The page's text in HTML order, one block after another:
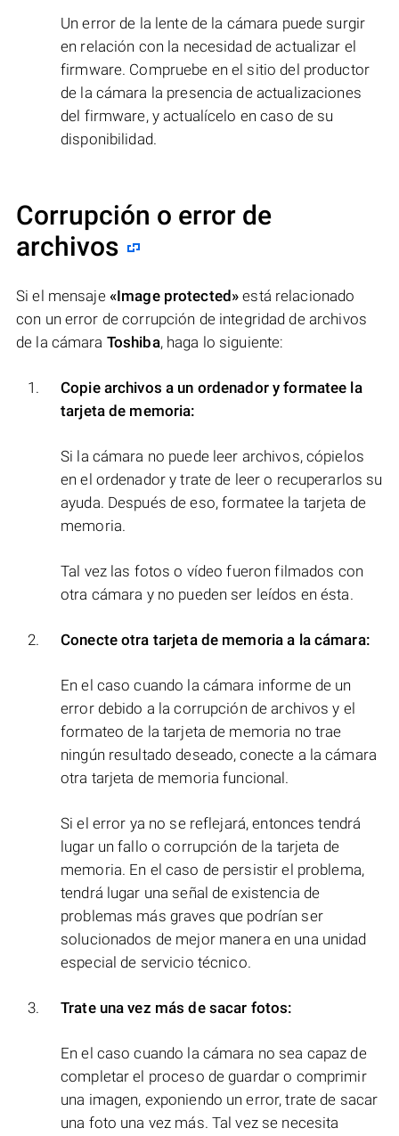
Un error de la lente de la cámara puede surgir
en relación con la necesidad de actualizar el
firmware. Compruebe en el sitio del productor
de la cámara la presencia de actualizaciones
del firmware, y actualícelo en caso de su
disponibilidad.
Corrupción o error de
archivos
Si el mensaje «Image protected» está relacionado
con un error de corrupción de integridad de archivos
de la cámara Toshiba, haga lo siguiente:
Copie archivos a un ordenador y formatee la
tarjeta de memoria:
Si la cámara no puede leer archivos, cópielos
en el ordenador y trate de leer o recuperarlos su
ayuda. Después de eso, formatee la tarjeta de
memoria.
Tal vez las fotos o vídeo fueron filmados con
otra cámara y no pueden ser leídos en ésta.
Conecte otra tarjeta de memoria a la cámara:
En el caso cuando la cámara informe de un
error debido a la corrupción de archivos y el
formateo de la tarjeta de memoria no trae
ningún resultado deseado, conecte a la cámara
otra tarjeta de memoria funcional.
Si el error ya no se reflejará, entonces tendrá
lugar un fallo o corrupción de la tarjeta de
memoria. En el caso de persistir el problema,
tendrá lugar una señal de existencia de
problemas más graves que podrían ser
solucionados de mejor manera en una unidad
especial de servicio técnico.
Trate una vez más de sacar fotos:
En el caso cuando la cámara no sea capaz de
completar el proceso de guardar o comprimir
una imagen, exponiendo un error, trate de sacar
una foto una vez más. Tal vez se necesita